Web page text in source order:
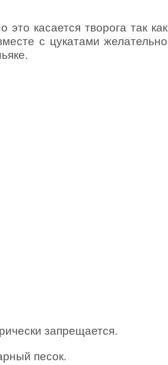
касается творога так как
с цукатами желательно
запрещается.
песок.